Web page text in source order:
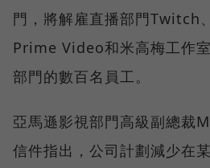
門，將解雇直播部門Twitch
Prime Video和米高梅工作
部門的數百名員工。
亞馬遜影視部門高級副總裁
信件指出，公司計劃減少在